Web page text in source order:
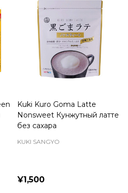
Kuki Kuro Goma Latte
Nonsweet Кунжутный латте
без сахара
KUKI SANGYO
¥1,500